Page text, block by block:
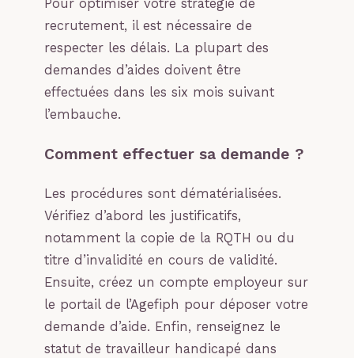
Pour optimiser votre stratégie de
recrutement, il est nécessaire de
respecter les délais. La plupart des
demandes d’aides doivent être
effectuées dans les six mois suivant
l’embauche.
Comment effectuer sa demande ?
Les procédures sont dématérialisées.
Vérifiez d’abord les justificatifs,
notamment la copie de la RQTH ou du
titre d’invalidité en cours de validité.
Ensuite, créez un compte employeur sur
le portail de l’Agefiph pour déposer votre
demande d’aide. Enfin, renseignez le
statut de travailleur handicapé dans